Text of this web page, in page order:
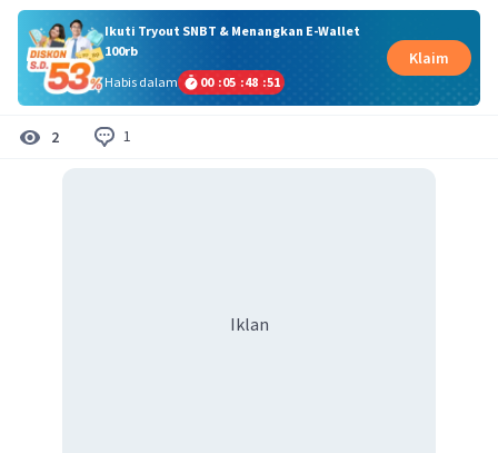
Ikuti Tryout SNBT & Menangkan E-Wallet
100rb
Habis dalam
00 :05 :48 :50
Klaim
2 1
Iklan